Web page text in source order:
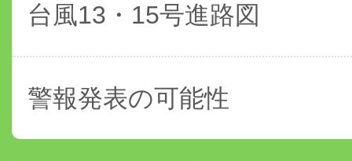
台風13・15号進路図
警報発表の可能性